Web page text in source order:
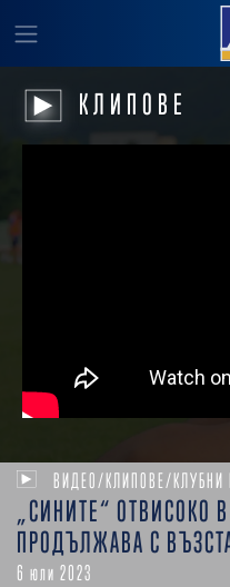
КЛИПОВЕ
ВИДЕО/КЛИПОВЕ/КЛУБНИ
„СИНИТЕ“ ОТВИСОКО
ПРОДЪЛЖАВА С
6 юли 2023